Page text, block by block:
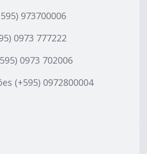
973700006
0973 777222
0973 702006
(+595) 0972800004